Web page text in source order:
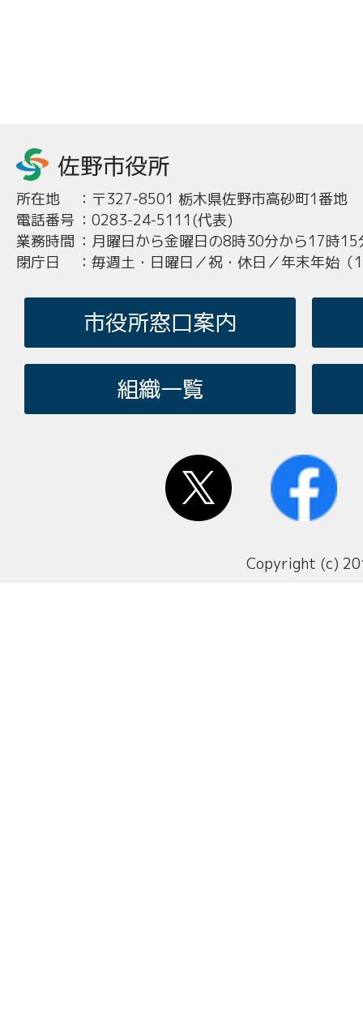
所在地 ： 〒327-8501 栃木県佐野市高砂町1番地
電話番号 ： 0283-24-5111(代表)
業務時間 ： 月曜日から金曜日の8時30分から17時15
閉庁日
： 毎週土・日曜日／祝・休日／年末年始
市役所窓口案内
組織一覧
Copyright (c)